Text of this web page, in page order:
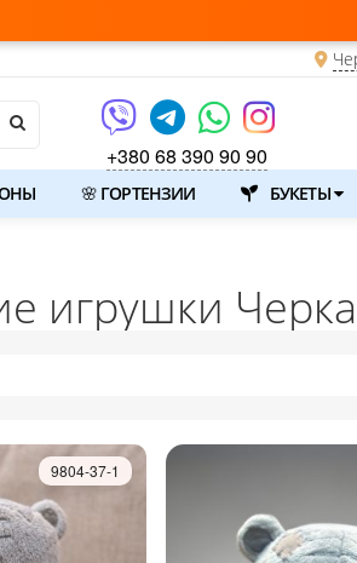
+380 68 390 90 90
🌸 ГОРТЕНЗИИ БУКЕТЫ
игрушки
9804-37-1